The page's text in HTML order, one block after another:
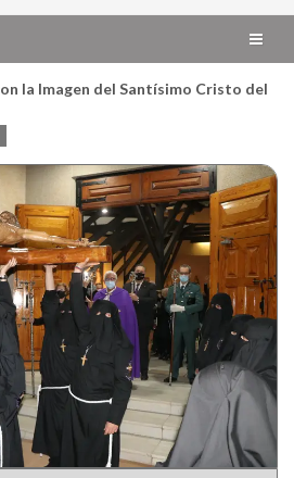
la Imagen del Santísimo Cristo del